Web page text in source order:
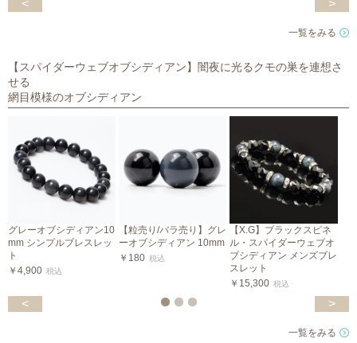
< >
一覧をみる
【スパイダーウェブオブシディアン】闇夜に光るクモの巣を連想さ
せる
網目模様のオブシディアン
グレーオブシディアン10
mm シンプルブレスレッ
ト
￥4,900 税込
【粒売り/バラ売り】グレ
ーオブシディアン 10mm
￥180 税込
【X.G】ブラックスピネ
ル・スパイダーウェブオ
ブシディアン メンズブレ
スレット
￥15,300 税込
< >
一覧をみる